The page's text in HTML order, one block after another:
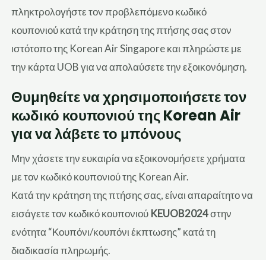
πληκτρολογήστε τον προβλεπόμενο κωδικό
κουπονιού κατά την κράτηση της πτήσης σας στον
ιστότοπο της Korean Air Singapore και πληρώστε με
την κάρτα UOB για να απολαύσετε την εξοικονόμηση.
Θυμηθείτε να χρησιμοποιήσετε τον
κωδικό κουπονιού της Korean Air
για να λάβετε το μπόνους
Μην χάσετε την ευκαιρία να εξοικονομήσετε χρήματα
με τον κωδικό κουπονιού της Korean Air.
Κατά την κράτηση της πτήσης σας, είναι απαραίτητο να
εισάγετε τον κωδικό κουπονιού KEUOB2024στην
ενότητα “Κουπόνι/κουπόνι έκπτωσης” κατά τη
διαδικασία πληρωμής.